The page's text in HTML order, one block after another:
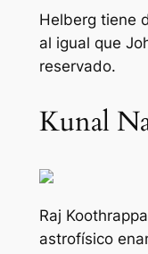
Helberg tiene
al igual que
reservado.
Kunal
Raj
astrofísico